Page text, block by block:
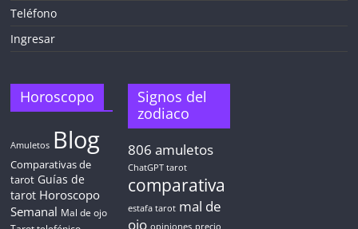
TAROT GRATIS
✓ Sin cargos automáticos. El chat se detiene al finalizar el
crédito
Teléfono
Ingresar
Horoscopo
Amuletos Blog
Comparativas de
tarot Guías de
tarot Horoscopo
Semanal Mal de ojo
Signos del
zodiaco
806 amuletos
ChatGPT tarot
comparativa
estafa tarot mal de
ojo opiniones precio